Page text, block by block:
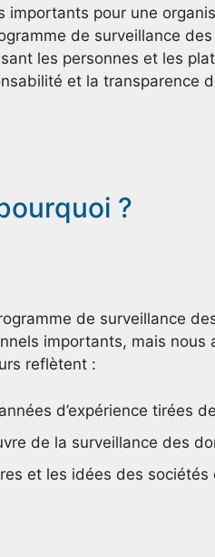
importants pour une
de surveillance
les personnes et les
et la transparence
?
de surveillance
importants, mais
reflètent :
d’expérience tirées
de la surveillance des
et les idées des